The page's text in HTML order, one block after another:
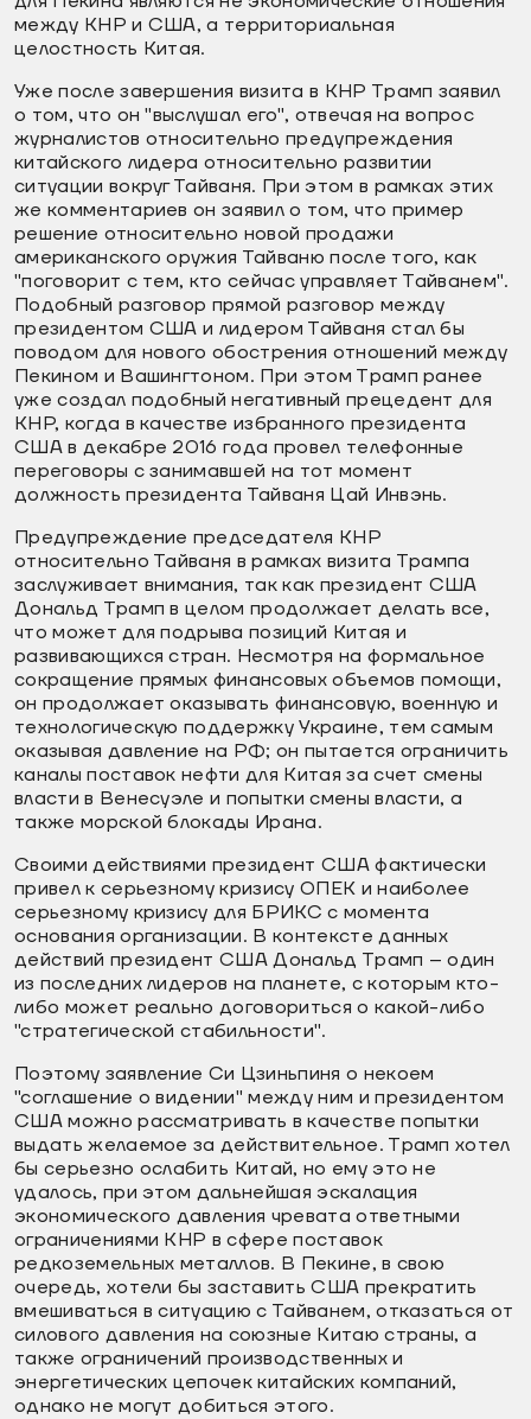
между КНР и США, а территориальная
целостность Китая.
Уже после завершения визита в КНР Трамп заявил
о том, что он "выслушал его", отвечая на вопрос
журналистов относительно предупреждения
китайского лидера относительно развитии
ситуации вокруг Тайваня. При этом в рамках этих
же комментариев он заявил о том, что пример
решение относительно новой продажи
американского оружия Тайваню после того, как
"поговорит с тем, кто сейчас управляет Тайванем".
Подобный разговор прямой разговор между
президентом США и лидером Тайваня стал бы
поводом для нового обострения отношений между
Пекином и Вашингтоном. При этом Трамп ранее
уже создал подобный негативный прецедент для
КНР, когда в качестве избранного президента
США в декабре 2016 года провел телефонные
переговоры с занимавшей на тот момент
должность президента Тайваня Цай Инвэнь.
Предупреждение председателя КНР
относительно Тайваня в рамках визита Трампа
заслуживает внимания, так как президент США
Дональд Трамп в целом продолжает делать все,
что может для подрыва позиций Китая и
развивающихся стран. Несмотря на формальное
сокращение прямых финансовых объемов помощи,
он продолжает оказывать финансовую, военную и
технологическую поддержку Украине, тем самым
оказывая давление на РФ; он пытается ограничить
каналы поставок нефти для Китая за счет смены
власти в Венесуэле и попытки смены власти, а
также морской блокады Ирана.
Своими действиями президент США фактически
привел к серьезному кризису ОПЕК и наиболее
серьезному кризису для БРИКС с момента
основания организации. В контексте данных
действий президент США Дональд Трамп – один
из последних лидеров на планете, с которым кто-
либо может реально договориться о какой-либо
"стратегической стабильности".
Поэтому заявление Си Цзиньпиня о некоем
"соглашение о видении" между ним и президентом
США можно рассматривать в качестве попытки
выдать желаемое за действительное. Трамп хотел
бы серьезно ослабить Китай, но ему это не
удалось, при этом дальнейшая эскалация
экономического давления чревата ответными
ограничениями КНР в сфере поставок
редкоземельных металлов. В Пекине, в свою
очередь, хотели бы заставить США прекратить
вмешиваться в ситуацию с Тайванем, отказаться от
силового давления на союзные Китаю страны, а
также ограничений производственных и
энергетических цепочек китайских компаний,
однако не могут добиться этого.